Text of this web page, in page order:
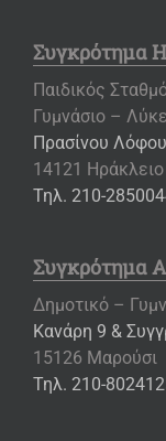
Συγκρότημα
Παιδικός
Γυμνάσιο –
Πρασίνου
14121 Ηράκλειο
Τηλ. 210-
Συγκρότημα
Δημοτικό –
Κανάρη 9 &
15126 Μαρούσι
Τηλ. 210-